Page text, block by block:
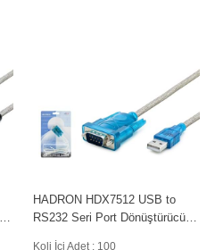
HADRON HDX7512 USB to
RS232 Seri Port Dönüştürücü
Koli İçi Adet : 100